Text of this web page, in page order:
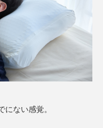
ない感覚。